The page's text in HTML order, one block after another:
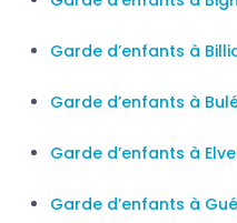
Garde d’enfants à
Garde d’enfants à
Garde d’enfants à
Garde d’enfants à